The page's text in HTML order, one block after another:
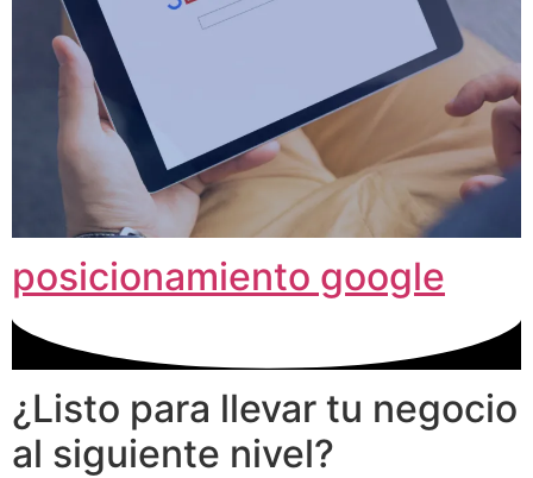
posicionamiento google
¿Listo para llevar tu negocio
al siguiente nivel?